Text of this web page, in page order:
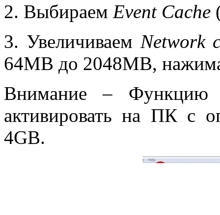
2. Выбираем Event Cache
3. Увеличиваем Network
64MB до 2048MB,
Внимание – Функцию
активировать на ПК с
4GB.